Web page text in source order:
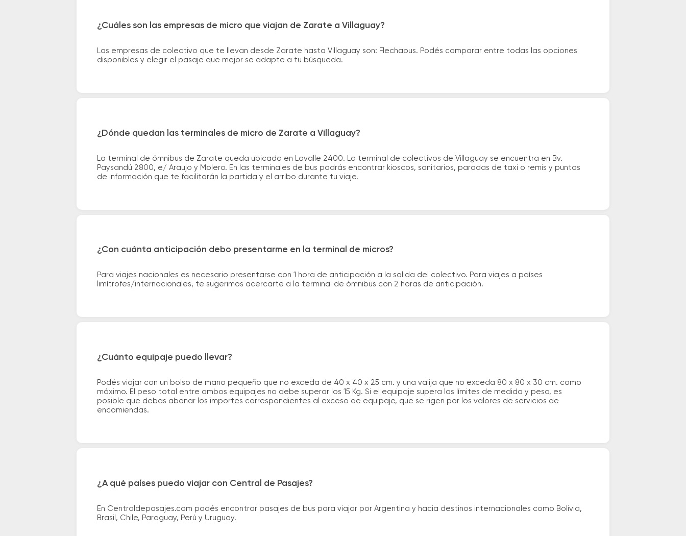
¿Cuáles son las empresas de micro que viajan de Zarate a Villaguay?
Las empresas de colectivo que te llevan desde Zarate hasta Villaguay son: Flechabus. Podés comparar entre todas las opciones
disponibles y elegir el pasaje que mejor se adapte a tu búsqueda.
¿Dónde quedan las terminales de micro de Zarate a Villaguay?
La terminal de ómnibus de Zarate queda ubicada en Lavalle 2400. La terminal de colectivos de Villaguay se encuentra en Bv.
Paysandú 2800, e/ Araujo y Molero. En las terminales de bus podrás encontrar kioscos, sanitarios, paradas de taxi o remis y puntos
de información que te facilitarán la partida y el arribo durante tu viaje.
¿Con cuánta anticipación debo presentarme en la terminal de micros?
Para viajes nacionales es necesario presentarse con 1 hora de anticipación a la salida del colectivo. Para viajes a países
limítrofes/internacionales, te sugerimos acercarte a la terminal de ómnibus con 2 horas de anticipación.
¿Cuánto equipaje puedo llevar?
Podés viajar con un bolso de mano pequeño que no exceda de 40 x 40 x 25 cm. y una valija que no exceda 80 x 80 x 30 cm. como
máximo. El peso total entre ambos equipajes no debe superar los 15 Kg. Si el equipaje supera los límites de medida y peso, es
posible que debas abonar los importes correspondientes al exceso de equipaje, que se rigen por los valores de servicios de
encomiendas.
¿A qué países puedo viajar con Central de Pasajes?
En Centraldepasajes.com podés encontrar pasajes de bus para viajar por Argentina y hacia destinos internacionales como Bolivia,
Brasil, Chile, Paraguay, Perú y Uruguay.